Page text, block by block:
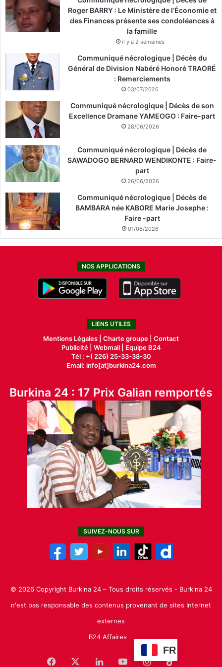
Roger BARRY : Le Ministère de l’Économie et
des Finances présente ses condoléances à
la famille
il y a 2 semaines
Communiqué nécrologique | Décès du
Général de Division Nabéré Honoré TRAORÉ
: Remerciements
03/07/2026
Communiqué nécrologique | Décès de son
Excellence Dramane YAMEOGO : Faire-part
28/06/2026
Communiqué nécrologique | Décès de
SAWADOGO BERNARD WENDIKONTE : Faire-
part
26/06/2026
Communiqué nécrologique | Décès de
BAMBARA née KABORE Marie Josephe :
Faire -part
01/06/2026
NOS APPLICATIONS
LIENS UTILES
Mentions Légales | Charte groupe | Contact
Publicité| Webmail |
Equipe B24
Tél : +( 226) 25-33-38-30
Email: info[at]burkina24.com
Burkina 24 : 17 Prix Galian remportés
SUIVEZ-NOUS SUR
© 2026 Copyright Burkina 24 – Tous droits réservés - Burkina 24
n'est pas responsable des contenus provenant de sites Internet
externes
B24 Affaires
FR
Facebook LinkedinYouTubeInstagram
TikTok